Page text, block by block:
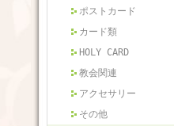
ポストカード
カード類
HOLY CARD
教会関連
アクセサリー
その他